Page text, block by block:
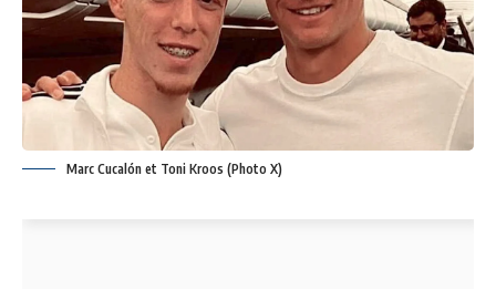
Marc Cucalón et Toni Kroos (Photo X)